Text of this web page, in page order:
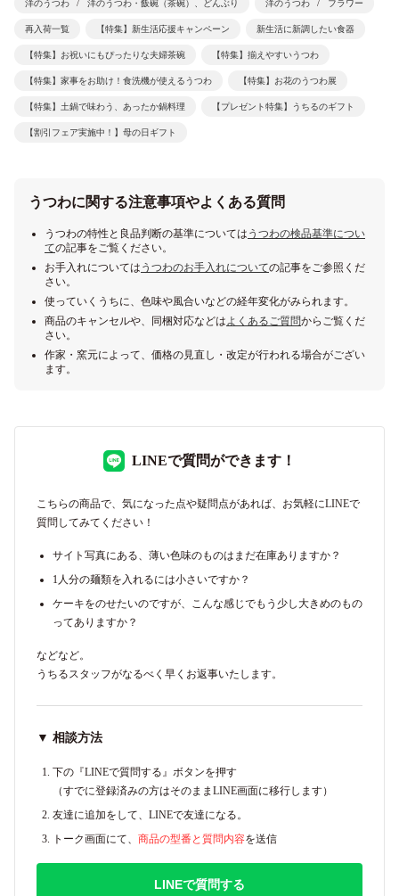
洋のうつわ 洋のうつわ・飯碗（茶碗）、どんぶり 洋のうつわ フラワー
再入荷一覧 【特集】新生活応援キャンペーン 新生活に新調したい食器
【特集】お祝いにもぴったりな夫婦茶碗 【特集】揃えやすいうつわ
【特集】家事をお助け！食洗機が使えるうつわ 【特集】お花のうつわ展
【特集】土鍋で味わう、あったか鍋料理 【プレゼント特集】うちるのギフト
【割引フェア実施中！】母の日ギフト
うつわに関する注意事項やよくある質問
うつわの特性と良品判断の基準については うつわの検品基準につい
ての記事をご覧ください。
お手入れについては うつわのお手入れについての記事をご参照くだ
さい。
使っていくうちに、色味や風合いなどの経年変化がみられます。
商品のキャンセルや、同梱対応などはよくあるご質問からご覧くだ
さい。
作家・窯元によって、価格の見直し・改定が行われる場合がござい
ます。
LINEで質問ができます！
こちらの商品で、気になった点や疑問点があれば、お気軽にLINEで
質問してみてください！
サイト写真にある、薄い色味のものはまだ在庫ありますか？
1人分の麺類を入れるには小さいですか？
ケーキをのせたいのですが、こんな感じでもう少し大きめのもの
ってありますか？
などなど。
うちるスタッフがなるべく早くお返事いたします。
▼ 相談方法
下の『LINEで質問する』ボタンを押す
（すでに登録済みの方はそのままLINE画面に移行します）
友達に追加をして、LINEで友達になる。
トーク画面にて、 商品の型番と質問内容を送信
LINEで質問する